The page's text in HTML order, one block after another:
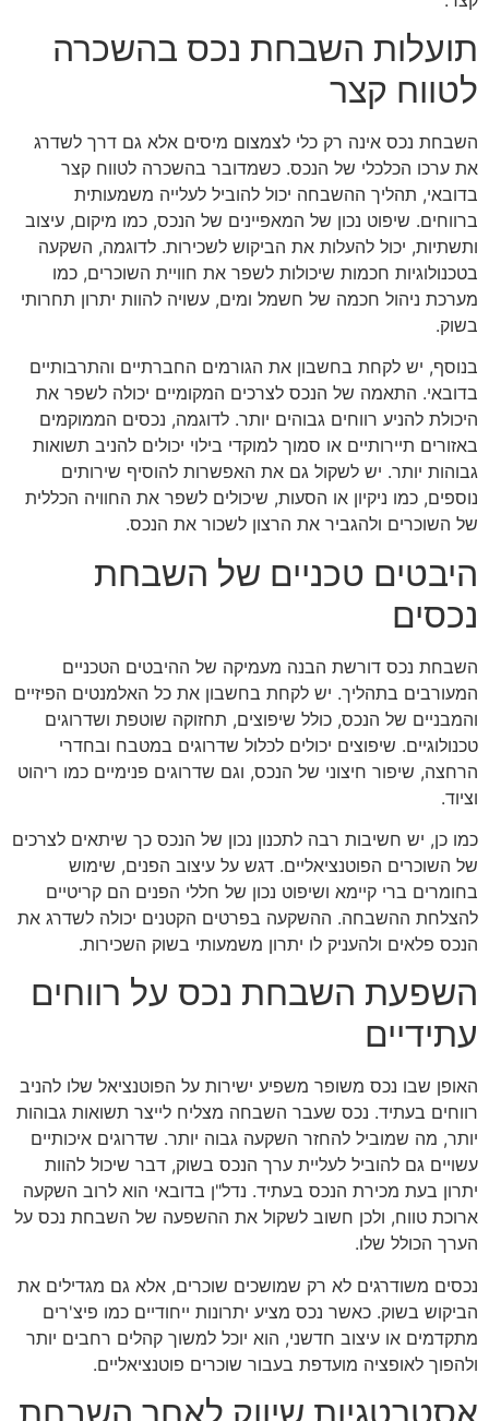
תועלות השבחת נכס בהשכרה
לטווח קצר
השבחת נכס אינה רק כלי לצמצום מיסים אלא גם דרך לשדרג
את ערכו הכלכלי של הנכס. כשמדובר בהשכרה לטווח קצר
בדובאי, תהליך ההשבחה יכול להוביל לעלייה משמעותית
ברווחים. שיפוט נכון של המאפיינים של הנכס, כמו מיקום, עיצוב
ותשתיות, יכול להעלות את הביקוש לשכירות. לדוגמה, השקעה
בטכנולוגיות חכמות שיכולות לשפר את חוויית השוכרים, כמו
מערכת ניהול חכמה של חשמל ומים, עשויה להוות יתרון תחרותי
בשוק.
בנוסף, יש לקחת בחשבון את הגורמים החברתיים והתרבותיים
בדובאי. התאמה של הנכס לצרכים המקומיים יכולה לשפר את
היכולת להניע רווחים גבוהים יותר. לדוגמה, נכסים הממוקמים
באזורים תיירותיים או סמוך למוקדי בילוי יכולים להניב תשואות
גבוהות יותר. יש לשקול גם את האפשרות להוסיף שירותים
נוספים, כמו ניקיון או הסעות, שיכולים לשפר את החוויה הכללית
של השוכרים ולהגביר את הרצון לשכור את הנכס.
היבטים טכניים של השבחת
נכסים
השבחת נכס דורשת הבנה מעמיקה של ההיבטים הטכניים
המעורבים בתהליך. יש לקחת בחשבון את כל האלמנטים הפיזיים
והמבניים של הנכס, כולל שיפוצים, תחזוקה שוטפת ושדרוגים
טכנולוגיים. שיפוצים יכולים לכלול שדרוגים במטבח ובחדרי
הרחצה, שיפור חיצוני של הנכס, וגם שדרוגים פנימיים כמו ריהוט
וציוד.
כמו כן, יש חשיבות רבה לתכנון נכון של הנכס כך שיתאים לצרכים
של השוכרים הפוטנציאליים. דגש על עיצוב הפנים, שימוש
בחומרים ברי קיימא ושיפוט נכון של חללי הפנים הם קריטיים
להצלחת ההשבחה. ההשקעה בפרטים הקטנים יכולה לשדרג את
הנכס פלאים ולהעניק לו יתרון משמעותי בשוק השכירות.
השפעת השבחת נכס על רווחים
עתידיים
האופן שבו נכס משופר משפיע ישירות על הפוטנציאל שלו להניב
רווחים בעתיד. נכס שעבר השבחה מצליח לייצר תשואות גבוהות
יותר, מה שמוביל להחזר השקעה גבוה יותר. שדרוגים איכותיים
עשויים גם להוביל לעליית ערך הנכס בשוק, דבר שיכול להוות
יתרון בעת מכירת הנכס בעתיד. נדל"ן בדובאי הוא לרוב השקעה
ארוכת טווח, ולכן חשוב לשקול את ההשפעה של השבחת נכס על
הערך הכולל שלו.
נכסים משודרגים לא רק שמושכים שוכרים, אלא גם מגדילים את
הביקוש בשוק. כאשר נכס מציע יתרונות ייחודיים כמו פיצ'רים
מתקדמים או עיצוב חדשני, הוא יוכל למשוך קהלים רחבים יותר
ולהפוך לאופציה מועדפת בעבור שוכרים פוטנציאליים.